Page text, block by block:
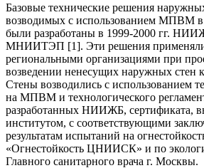
Базовые технические решения
возводимых с использованием МПВМ в
были разработаны в 1999-2000 гг.
МНИИТЭП [1]. Эти решения
региональными организациями при
возведении ненесущих наружных стен
Стены возводились с использованием
на МПВМ и технологического
разработанных НИИЖБ, сертификата,
институтом, с соответствующими
результатам испытаний на
«Огнестойкость ЦНИИСК» и по
Главного санитарного врача г. Москвы.